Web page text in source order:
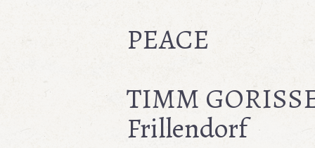
PEACE
TIMM
Frillendorf